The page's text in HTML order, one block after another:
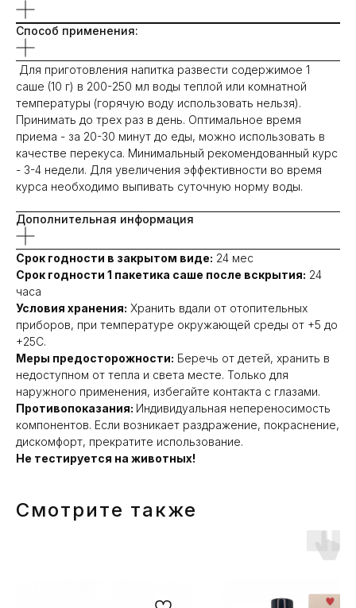
Способ применения:
Для приготовления напитка развести содержимое 1
саше (10 г) в 200-250 мл воды теплой или комнатной
температуры (горячую воду использовать нельзя).
Принимать до трех раз в день. Оптимальное время
приема - за 20-30 минут до еды, можно использовать в
качестве перекуса. Минимальный рекомендованный курс
- 3-4 недели. Для увеличения эффективности во время
курса необходимо выпивать суточную норму воды.
Дополнительная информация
Срок годности в закрытом виде: 24 мес
Срок годности 1 пакетика саше после вскрытия: 24
часа
Условия хранения: Хранить вдали от отопительных
приборов, при температуре окружающей среды от +5 до
+25С.
Меры предосторожности: Беречь от детей, хранить в
недоступном от тепла и света месте. Только для
наружного применения, избегайте контакта с глазами.
Противопоказания: Индивидуальная непереносимость
компонентов. Если возникает раздражение, покраснение,
дискомфорт, прекратите использование.
Не тестируется на животных!
Смотрите также